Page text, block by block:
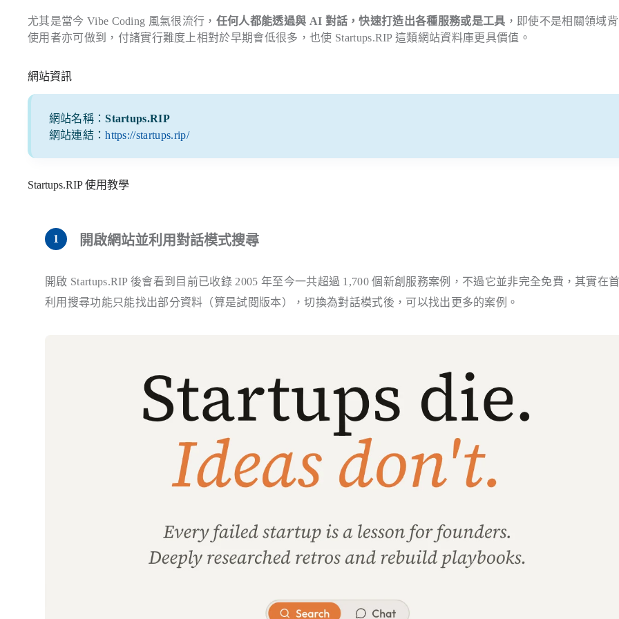
尤其是當今 Vibe Coding 風氣很流行， 任何人都能透過與 AI 對話，快速打造出各種服務或是工具 ，即使不是相關領域
使用者亦可做到，付諸實行難度上相對於早期會低很多，也使 Startups.RIP 這類網站資料庫更具價值。
網站資訊
網站名稱：Startups.RIP
網站連結：https://startups.rip/
Startups.RIP 使用教學
開啟網站並利用對話模式搜尋
開啟 Startups.RIP 後會看到目前已收錄 2005 年至今一共超過 1,700 個新創服務案例，不過它並非完全免費，其實在
利用搜尋功能只能找出部分資料（算是試閱版本），切換為對話模式後，可以找出更多的案例。